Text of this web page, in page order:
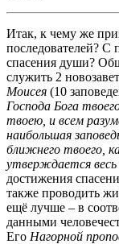
Итак, к чему же
последователей? С
спасения души?
служить 2
Моисея (10
Господа Бога
твоею, и всем
наибольшая
ближнего твоего,
утверждается весь
достижения
также проводить
ещё лучше – в
данными
Его Нагорной